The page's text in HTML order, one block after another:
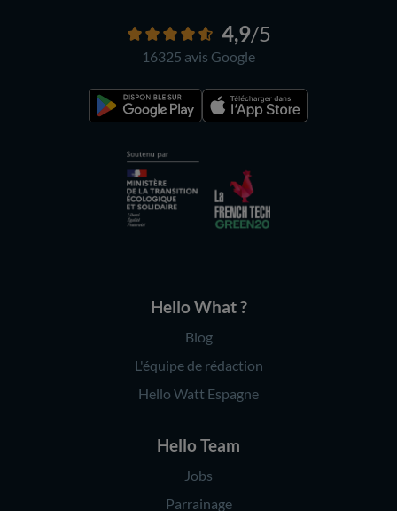
4,9/5
16325 avis Google
Hello What ?
Blog
L'équipe de rédaction
Hello Watt Espagne
Hello Team
Jobs
Parrainage